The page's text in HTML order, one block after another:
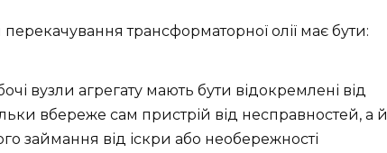
трансформаторної олії має бути:
вузли агрегату мають бути відокремлені від
вбереже сам пристрій від несправностей, а й
займання від іскри або необережності